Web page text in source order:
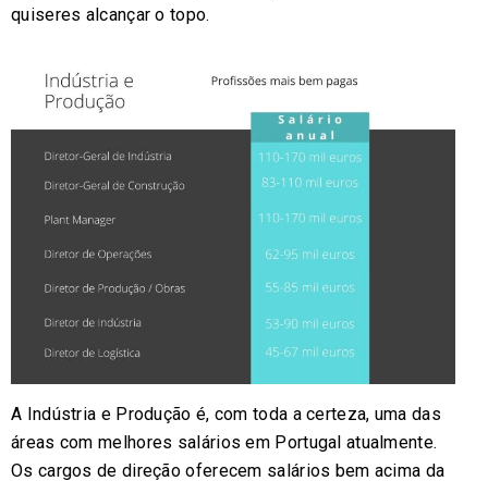
quiseres alcançar o topo.
A Indústria e Produção é, com toda a certeza, uma das
áreas com melhores salários em Portugal atualmente.
Os cargos de direção oferecem salários bem acima da